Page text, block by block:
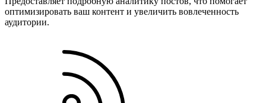
оптимизировать ваш контент и увеличить вовлеченность
аудитории.